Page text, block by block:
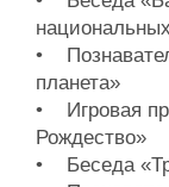
•
планета»
• Игровая
Рождество»
• Беседа